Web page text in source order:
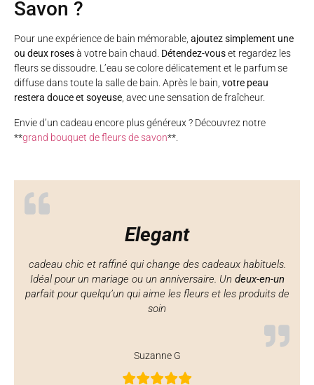
Savon ?
Pour une expérience de bain mémorable, ajoutez simplement une
ou deux rosesà votre bain chaud. Détendez-vouset regardez les
fleurs se dissoudre. L’eau se colore délicatement et le parfum se
diffuse dans toute la salle de bain. Après le bain, votre peau
restera douce et soyeuse, avec une sensation de fraîcheur.
Envie d’un cadeau encore plus généreux ? Découvrez notre
**grand bouquet de fleurs de savon**.
Elegant
cadeau chic et raffiné qui change des cadeaux habituels.
Idéal pour un mariage ou un anniversaire. Un deux-en-un
parfait pour quelqu’un qui aime les fleurs et les produits de
soin
Suzanne G